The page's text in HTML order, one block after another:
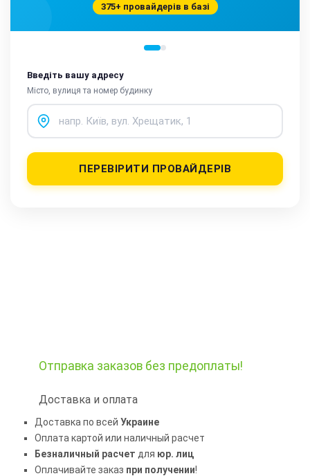
375+ провайдерів в базі
Введіть вашу адресу
Місто, вулиця та номер будинку
ПЕРЕВІРИТИ ПРОВАЙДЕРІВ
Отправка заказов без предоплаты!
Доставка и оплата
Доставка по всей Украине
Оплата картой или наличный расчет
Безналичный расчет для юр. лиц
Оплачивайте заказ при получении!